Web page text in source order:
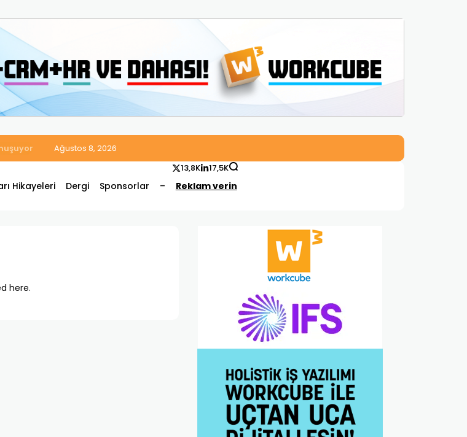
Tek Platformda Birleştirdi
Ağustos 8, 2026
Hikayeleri Dergi Sponsorlar – Reklam verin
13,8K 17,5K
here.